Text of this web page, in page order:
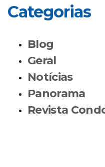
Categorias
Blog
Geral
Notícias
Panorama
Revista